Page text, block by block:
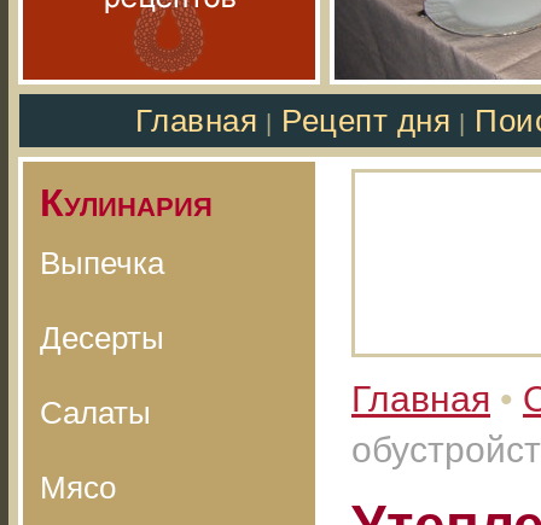
Главная Рецепт дня
Кулинария
Выпечка
Десерты
Салаты
Мясо
Главная •